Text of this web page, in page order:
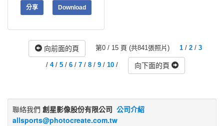
分享 Download
向前面的頁 第0 / 15 頁 (共841張照片) 1 / 2 / 3
/ 4/ 5/ 6/ 7/ 8/ 9/ 10/ 向下面的頁
聯絡我們 創星影像股份有限公司 公司介紹
allsports@photocreate.com.tw